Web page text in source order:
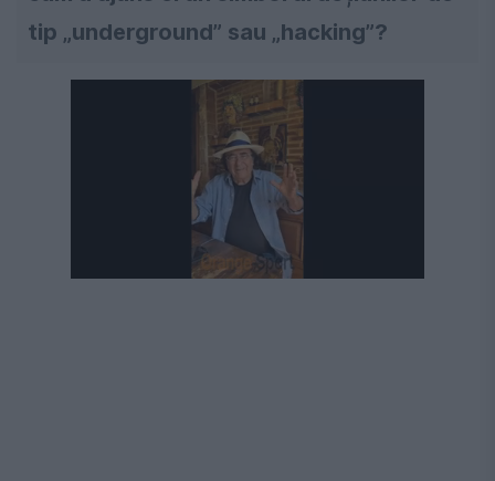
tip „underground” sau „hacking”?